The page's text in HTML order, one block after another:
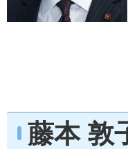
藤本 敦